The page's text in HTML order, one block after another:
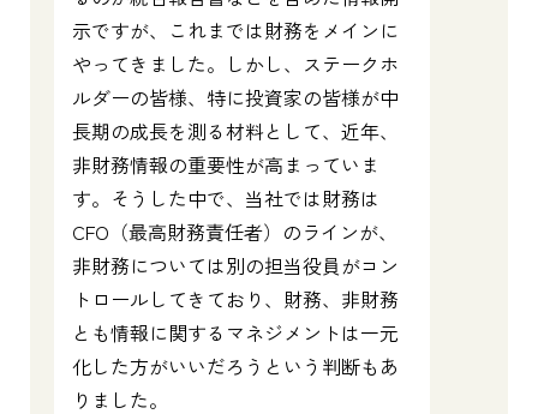
示ですが、これまでは財務をメインに
やってきました。しかし、ステークホ
ルダーの皆様、特に投資家の皆様が中
長期の成長を測る材料として、近年、
非財務情報の重要性が高まっていま
す。そうした中で、当社では財務は
CFO（最高財務責任者）のラインが、
非財務については別の担当役員がコン
トロールしてきており、財務、非財務
とも情報に関するマネジメントは一元
化した方がいいだろうという判断もあ
りました。